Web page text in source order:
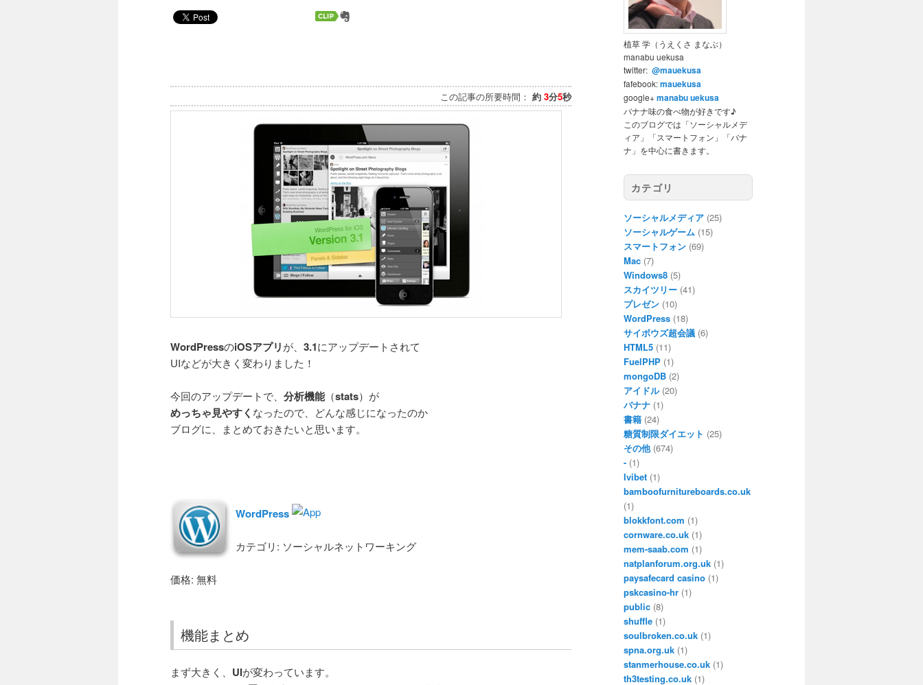
この記事の所要時間： 約 3分5秒
WordPressのiOSアプリが、 3.1にアップデートされて
UIなどが大きく変わりました！
今回のアップデートで、 分析機能（stats）が
めっちゃ見やすく なったので、どんな感じになったのか
ブログに、まとめておきたいと思います。
WordPress
カテゴリ: ソーシャルネットワーキング
価格: 無料
機能まとめ
まず大きく、 UIが変わっています。
植草 学（うえくさ まなぶ）
manabu uekusa
twitter: @mauekusa
fafebook:mauekusa
google+manabu uekusa
バナナ味の食べ物が好きです♪
このブログでは「ソーシャルメデ
ィア」「スマートフォン」「バナ
ナ」を中心に書きます。
カテゴリ
ソーシャルメディア (25)
ソーシャルゲーム (15)
スマートフォン (69)
Mac (7)
Windows8 (5)
スカイツリー (41)
プレゼン (10)
WordPress (18)
サイボウズ超会議 (6)
HTML5 (11)
FuelPHP (1)
mongoDB (2)
アイドル(20)
バナナ (1)
書籍 (24)
糖質制限ダイエット (25)
その他(674)
- (1)
Ivibet (1)
bamboofurnitureboards.co.uk
(1)
blokkfont.com (1)
cornware.co.uk (1)
mem-saab.com (1)
natplanforum.org.uk (1)
paysafecard casino (1)
pskcasino-hr (1)
public (8)
shuffle (1)
soulbroken.co.uk (1)
spna.org.uk (1)
stanmerhouse.co.uk (1)
th3testing.co.uk (1)